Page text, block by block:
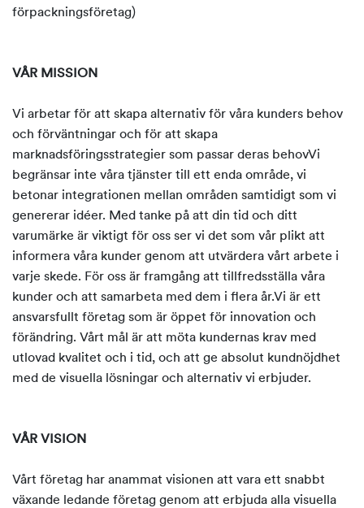
förpackningsföretag)
VÅR MISSION
Vi arbetar för att skapa alternativ för våra kunders behov
och förväntningar och för att skapa
marknadsföringsstrategier som passar deras behovVi
begränsar inte våra tjänster till ett enda område, vi
betonar integrationen mellan områden samtidigt som vi
genererar idéer. Med tanke på att din tid och ditt
varumärke är viktigt för oss ser vi det som vår plikt att
informera våra kunder genom att utvärdera vårt arbete i
varje skede. För oss är framgång att tillfredsställa våra
kunder och att samarbeta med dem i flera år.Vi är ett
ansvarsfullt företag som är öppet för innovation och
förändring. Vårt mål är att möta kundernas krav med
utlovad kvalitet och i tid, och att ge absolut kundnöjdhet
med de visuella lösningar och alternativ vi erbjuder.
VÅR VISION
Vårt företag har anammat visionen att vara ett snabbt
växande ledande företag genom att erbjuda alla visuella